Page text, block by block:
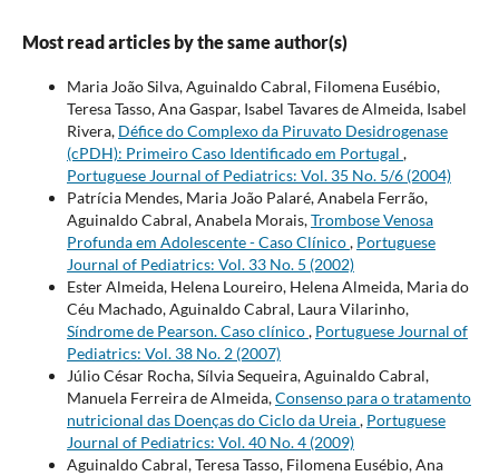
Most read articles by the same author(s)
Maria João Silva, Aguinaldo Cabral, Filomena Eusébio,
Teresa Tasso, Ana Gaspar, Isabel Tavares de Almeida, Isabel
Rivera, Défice do Complexo da Piruvato Desidrogenase
(cPDH): Primeiro Caso Identificado em Portugal ,
Portuguese Journal of Pediatrics: Vol. 35 No. 5/6 (2004)
Patrícia Mendes, Maria João Palaré, Anabela Ferrão,
Aguinaldo Cabral, Anabela Morais,Trombose Venosa
Profunda em Adolescente - Caso Clínico, Portuguese
Journal of Pediatrics: Vol. 33 No. 5 (2002)
Ester Almeida, Helena Loureiro, Helena Almeida, Maria do
Céu Machado, Aguinaldo Cabral, Laura Vilarinho,
Síndrome de Pearson. Caso clínico, Portuguese Journal of
Pediatrics: Vol. 38 No. 2 (2007)
Júlio César Rocha, Sílvia Sequeira, Aguinaldo Cabral,
Manuela Ferreira de Almeida,Consenso para o tratamento
nutricional das Doenças do Ciclo da Ureia, Portuguese
Journal of Pediatrics: Vol. 40 No. 4 (2009)
Aguinaldo Cabral, Teresa Tasso, Filomena Eusébio, Ana